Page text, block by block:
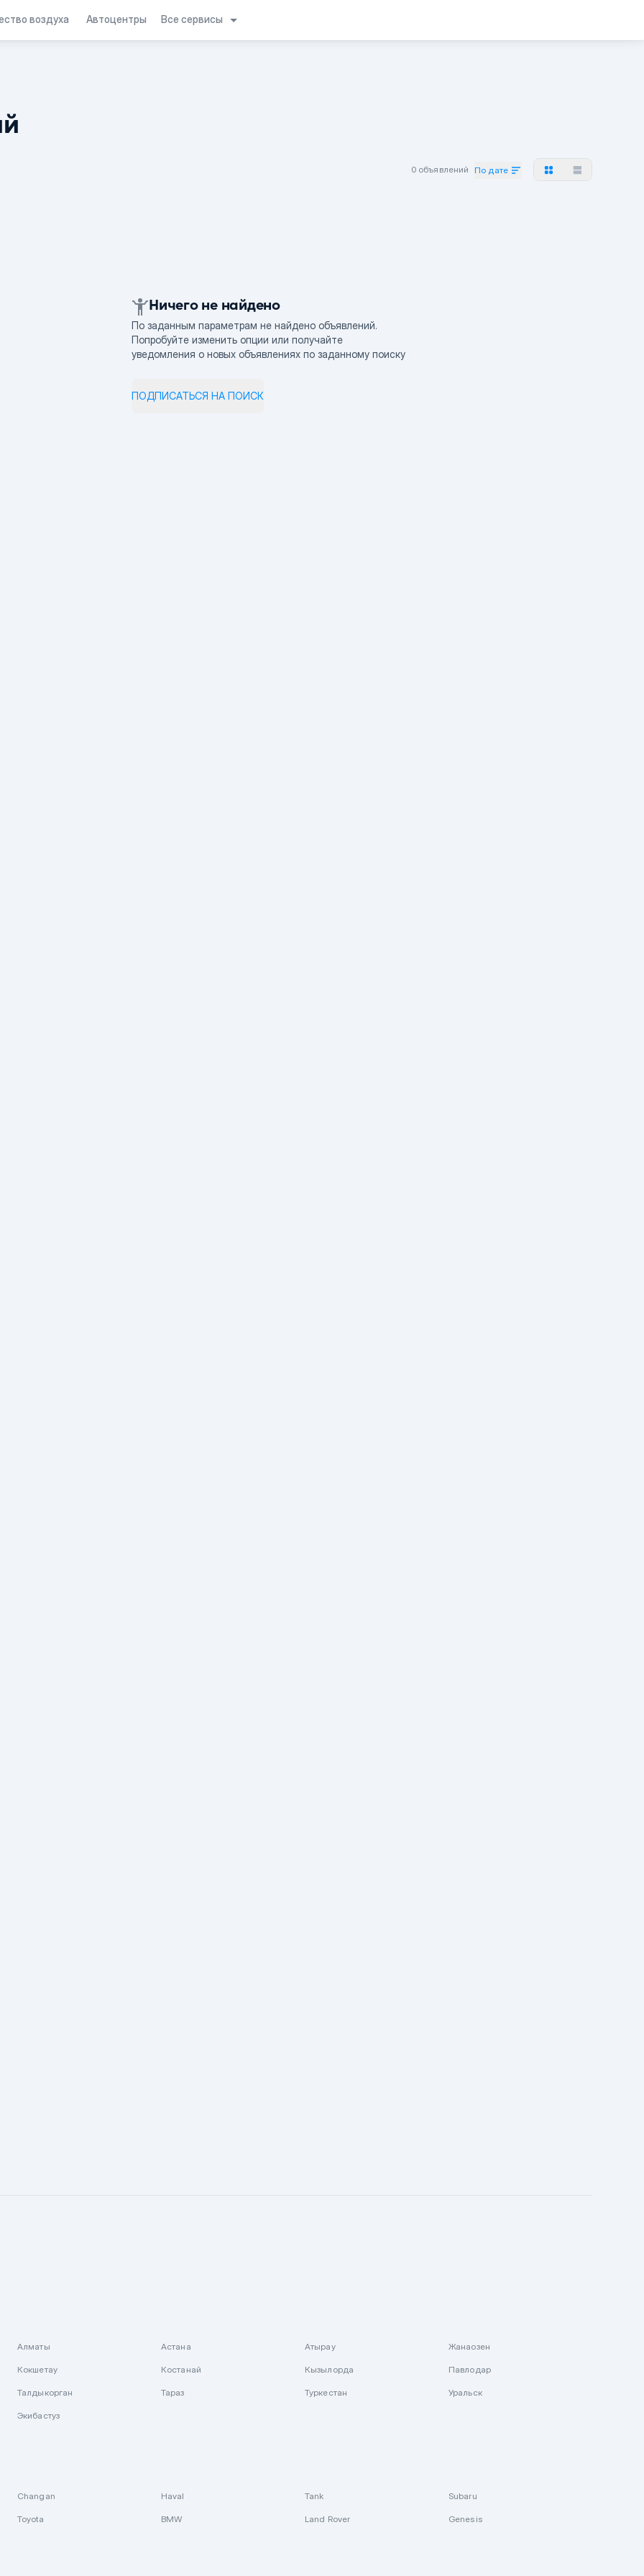
воздуха Автоцентры Все сервисы
0 объявлений По дате
Ничего не найдено
По заданным параметрам не найдено объявлений.
Попробуйте изменить опции или получайте
уведомления о новых объявлениях по заданному поиску
ПОДПИСАТЬСЯ НА ПОИСК
Алматы Астана Атырау Жанаозен
Кокшетау Костанай Кызылорда Павлодар
Талдыкорган Тараз Туркестан Уральск
Экибастуз
Changan Haval Tank Subaru
Toyota BMW Land Rover Genesis